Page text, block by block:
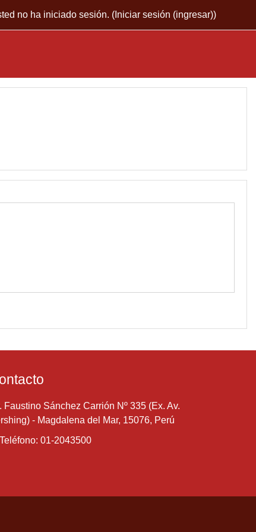
no ha iniciado sesión. ( Iniciar sesión (ingresar))
Faustino Sánchez Carrión Nº 335 (Ex. Av.
- Magdalena del Mar, 15076, Perú
Teléfono: 01-2043500